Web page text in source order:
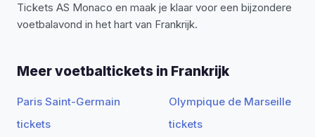
Tickets AS Monaco en maak je klaar voor een bijzondere
voetbalavond in het hart van Frankrijk.
Meer voetbaltickets in Frankrijk
Paris Saint-Germain
tickets
Olympique de Marseille
tickets